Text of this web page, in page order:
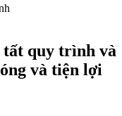
tất quy trình và
và tiện lợi